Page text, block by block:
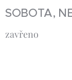
SOBOTA,
zavřeno